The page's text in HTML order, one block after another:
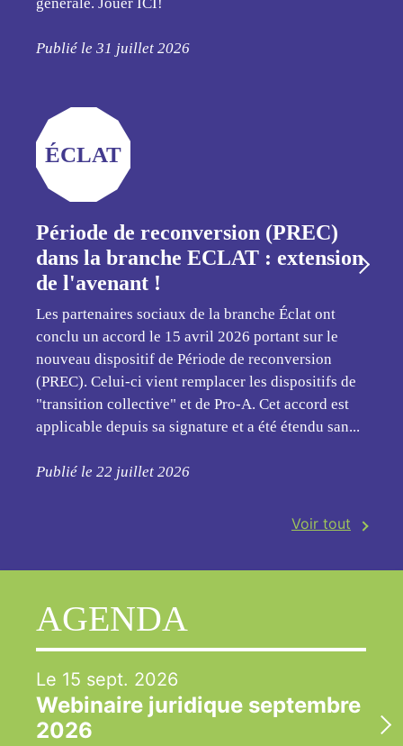
Publié le 31 juillet 2026
ÉCLAT
Période de reconversion (PREC)
dans la branche ECLAT : extension
de l'avenant !
Les partenaires sociaux de la branche Éclat ont
conclu un accord le 15 avril 2026 portant sur le
nouveau dispositif de Période de reconversion
(PREC). Celui-ci vient remplacer les dispositifs de
"transition collective" et de Pro-A. Cet accord est
applicable depuis sa signature et a été étendu san...
Publié le 22 juillet 2026
Voir tout
AGENDA
Le 15 sept. 2026
Webinaire juridique septembre
2026